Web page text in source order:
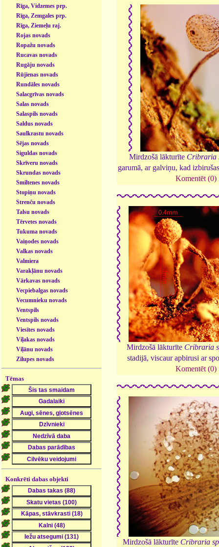
Rīga, Vidzemes prp.
Rīga, Zemgales prp.
Rīga, Ziemeļu raj.
Rojas novads
Ropažu novads
Rucavas novads
Rugāju novads
Rūjienas novads
Rundāles novads
Salacgrīvas novads
Salas novads
Salaspils novads
Saldus novads
Saulkrastu novads
Sējas novads
Siguldas novads
Skrīveru novads
Skrundas novads
Smiltenes novads
Stopiņu novads
Strenču novads
Talsu novads
Tērvetes novads
Tukuma novads
Vaiņodes novads
Valkas novads
Valmiera
Varakļānu novads
Vārkavas novads
Vecpiebalgas novads
Vecumnieku novads
Ventspils
Ventspils novads
Viesītes novads
Viļakas novads
Viļānu novads
Zilupes novads
Tēmas
Konkrēti dabas objekti
Mirdzošā lākturīte Cribraria
garumā, ar galviņu, kad
Komentēt (0)
Mirdzošā lākturīte Cribraria
stadijā, viscaur apbirusi ar
Komentēt (0)
Mirdzošā lākturīte Cribraria